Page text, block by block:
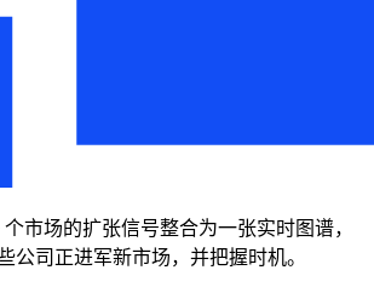
个市场的扩张信号整合为一张实时图谱，
公司正进军新市场，并把握时机。